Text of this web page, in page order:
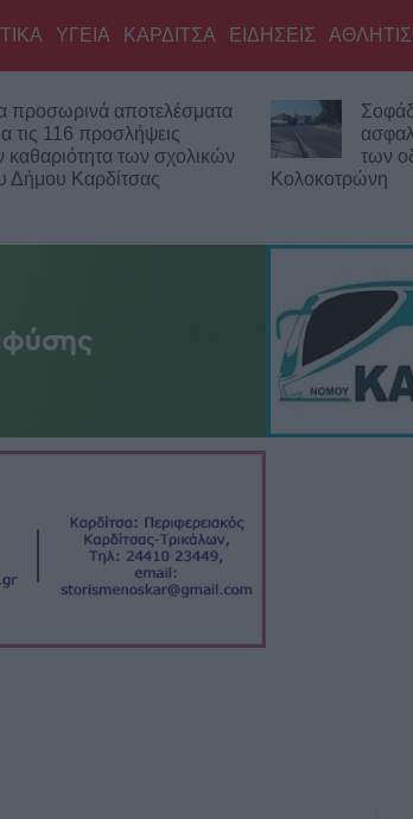
ΥΓΕΙΑ ΚΑΡΔΙΤΣΑ ΕΙΔΗΣΕΙΣ
σχολικών
Σοφάδες:
ασφαλτόστρωση σε
των οδών Ανθέων
Κολοκοτρώνη